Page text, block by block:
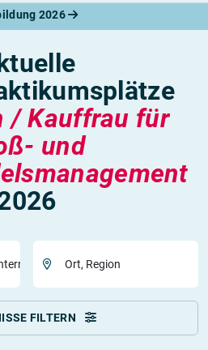
2026
/ Kauffrau für
und
Ort, Region
FILTERN